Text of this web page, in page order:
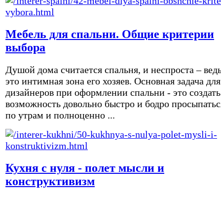
Мебель для спальни. Общие критерии
выбора
Душой дома считается спальня, и неспроста –
это интимная зона его хозяев. Основная задача для
дизайнеров при оформлении спальни - это создать
возможность довольно быстро и бодро
по утрам и полноценно ...
Кухня с нуля - полет мысли и
конструктивизм